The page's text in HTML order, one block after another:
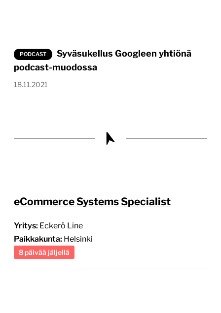
PODCAST
Syväsukellus Googleen yhtiönä
podcast-muodossa
18.11.2021
eCommerce Systems Specialist
Yritys: Eckerö Line
Paikkakunta: Helsinki
8 päivää jäljellä